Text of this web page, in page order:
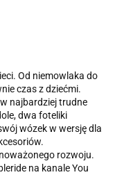
Od niemowlaka do
czas z dziećmi.
najbardziej trudne
dwa foteliki
wózek w wersję dla
rozwoju.
na kanale You